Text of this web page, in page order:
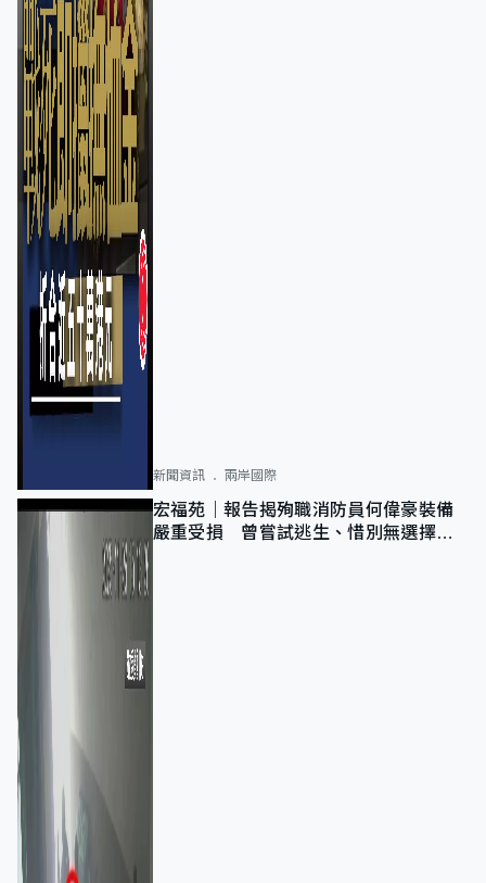
新聞資訊 兩岸國際
宏福苑｜報告揭殉職消防員何偉豪裝備
嚴重受損 曾嘗試逃生、惜別無選擇下